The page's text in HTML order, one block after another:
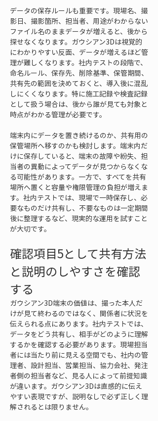
データの保存ルールも重要です。現場名、撮
影日、撮影箇所、担当者、用途がわからない
ファイル名のままデータが増えると、後から
探せなくなります。ガウシアン3Dは視覚的
にわかりやすい反面、データが増えるほど管
理が難しくなります。社内テストの段階で、
命名ルール、保存先、削除基準、保管期間、
共有先の範囲を決めておくと、導入後に混乱
しにくくなります。特に施工記録や検査記録
として扱う場合は、後から誰が見ても対象と
時点がわかる管理が必要です。
端末内にデータを置き続けるのか、共有用の
保管場所へ移すのかも検討します。端末内だ
けに保存していると、端末の故障や紛失、担
当者の異動によってデータが見つからなくな
る可能性があります。一方で、すべてを共有
場所へ置くと容量や権限管理の負担が増えま
す。社内テストでは、現場で一時保存し、必
要なものだけ共有し、不要なものは一定期間
後に整理するなど、現実的な運用を試すこと
が大切です。
確認項目5として共有方法
と説明のしやすさを確認
する
ガウシアン3D端末の価値は、撮った本人だ
けが見て終わるのではなく、関係者に状況を
伝えられる点にあります。社内テストでは、
データをどう共有し、相手がどのように理解
するかを確認する必要があります。現場担当
者には当たり前に見える空間でも、社内の管
理者、設計担当、営業担当、協力会社、発注
者側の担当者など、見る人によって前提知識
が違います。ガウシアン3Dは直感的に伝え
やすい表現ですが、説明なしで必ず正しく理
解されるとは限りません。